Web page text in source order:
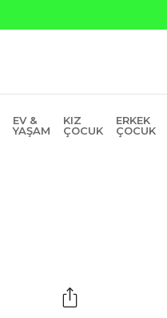
EV &
YAŞAM
KIZ
ÇOCUK
ERKEK
ÇOCUK